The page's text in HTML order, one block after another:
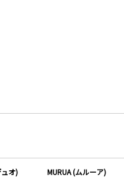
オ)
MURUA (ムルーア)